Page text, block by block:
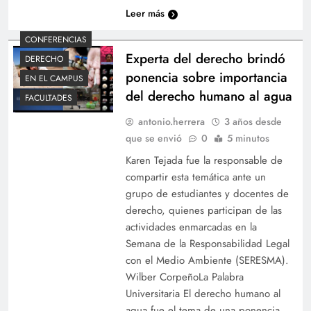
Leer más
CONFERENCIAS
DERECHO
EN EL CAMPUS
FACULTADES
Experta del derecho brindó
ponencia sobre importancia
del derecho humano al agua
antonio.herrera
3 años desde
que se envió
0 5 minutos
Karen Tejada fue la responsable de
compartir esta temática ante un
grupo de estudiantes y docentes de
derecho, quienes participan de las
actividades enmarcadas en la
Semana de la Responsabilidad Legal
con el Medio Ambiente (SERESMA).
Wilber CorpeñoLa Palabra
Universitaria El derecho humano al